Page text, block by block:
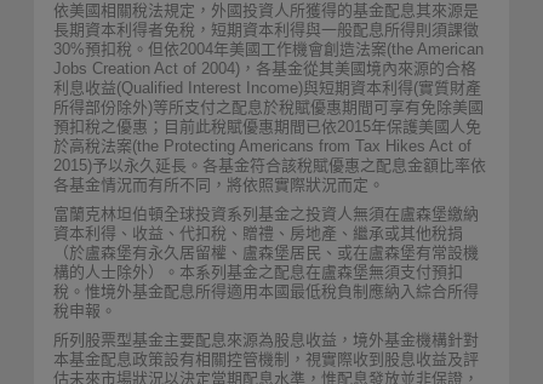
依美國相關稅法規定，外國投資人所獲得的基金配息其來源是
長期資本利得者免稅，短期資本利得與一般配息所得則須課徵
30%預扣稅。但依2004年美國工作機會創造法案(the American
Jobs Creation Act of 2004)，各基金從其美國境內來源的合格
利息收益(Qualified Interest Income)與短期資本利得(實質財產
所得部份除外)等所支付之配息於稅賦優惠期間可享有免除美國
預扣稅之優惠；目前此稅賦優惠期間已依2015年保護美國人免
於高稅法案(the Protecting Americans from Tax Hikes Act of
2015)予以永久延長。各基金符合該稅賦優惠之配息金額比率依
各基金情況而有所不同，將依照實際狀況而定。
富蘭克林坦伯頓全球投資系列基金之投資人無須在盧森堡繳納
資本利得、收益、代扣稅、贈禮、房地產、繼承或其他稅捐
（於盧森堡有永久居留權、盧森堡居民、或在盧森堡有常設機
構的人士除外）。本系列基金之配息在盧森堡無須支付預扣
稅。惟境外基金配息所得適用本國最低稅負制應納入綜合所得
稅申報。
所列股票型基金主要配息來源為股息收益，境外基金機構針對
本基金配息政策設有相關控管機制，視實際收到股息收益及評
估未來市場狀況以決定當期配息水準，惟配息發放並非保證，